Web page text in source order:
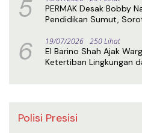
5
PERMAK Desak Bobby
Pendidikan Sumut,
6 19/07/2026 250 Lihat
El Barino Shah Ajak
Ketertiban Lingkungan
Polisi Presisi